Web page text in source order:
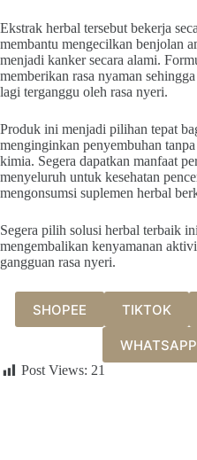
Ekstrak herbal tersebut bekerja
membantu mengecilkan benjolan
menjadi kanker secara alami.
memberikan rasa nyaman
lagi terganggu oleh rasa nyeri.
Produk ini menjadi pilihan tepat
menginginkan penyembuhan
kimia. Segera dapatkan manfaat
menyeluruh untuk kesehatan
mengonsumsi suplemen herbal
Segera pilih solusi herbal terbaik
mengembalikan kenyamanan
gangguan rasa nyeri.
SHOPEE TIKTOK
WHATSAPP
Post Views: 21